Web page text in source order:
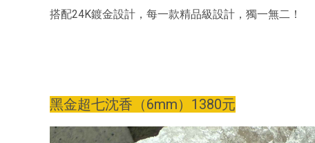
搭配24K鍍金設計，每一款精品級設計，獨一無二！
黑金超七沈香（6mm）1380元